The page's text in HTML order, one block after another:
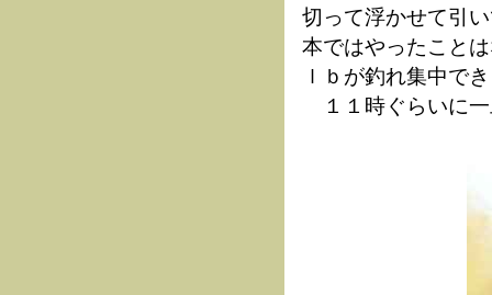
切って浮かせて引
本ではやったこと
ｌｂが釣れ集中で
１１時ぐらいに一